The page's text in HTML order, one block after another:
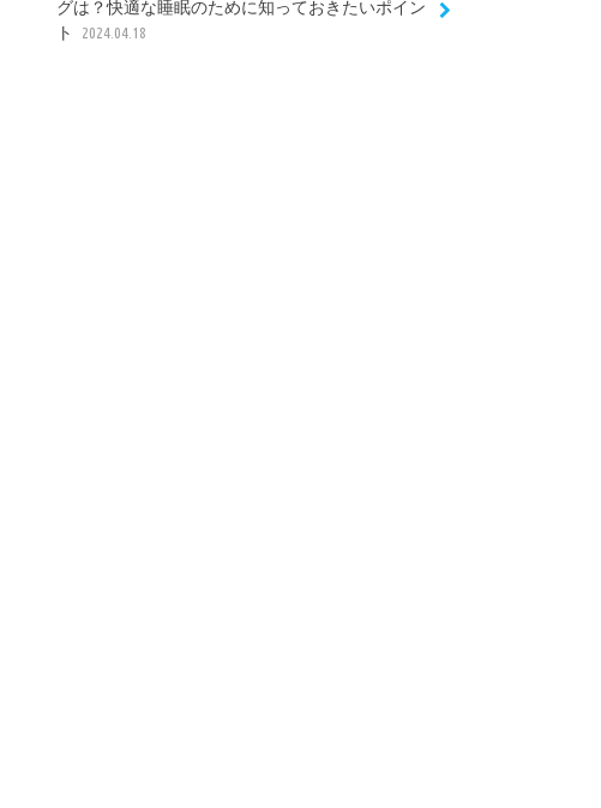
グは？快適な睡眠のために知っておきたいポイン
ト
2024.04.18